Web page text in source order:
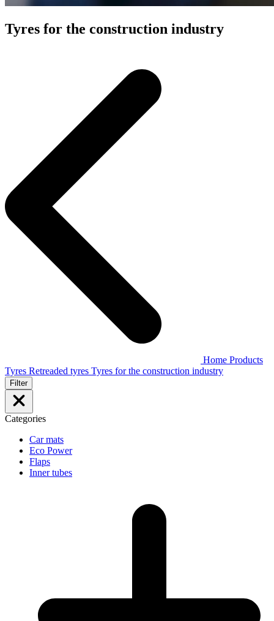
Tyres for the construction industry
Home Products
Tyres Retreaded tyres Tyres for the construction industry
Filter
Categories
Car mats
Eco Power
Flaps
Inner tubes